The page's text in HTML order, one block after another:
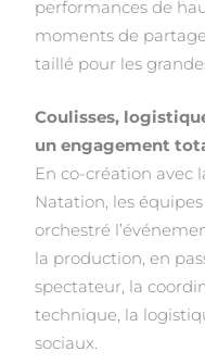
performances de
moments de
taillé pour les
Coulisses,
un engagement
En co-création avec
Natation, les
orchestré
la production, en
spectateur, la
technique, la
sociaux.